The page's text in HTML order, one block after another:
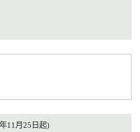
11月25日起)